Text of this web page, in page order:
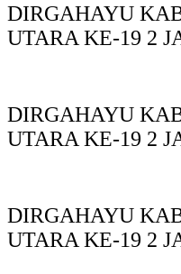
DIRGAHAYU
UTARA KE-19 2
DIRGAHAYU
UTARA KE-19 2
DIRGAHAYU
UTARA KE-19 2